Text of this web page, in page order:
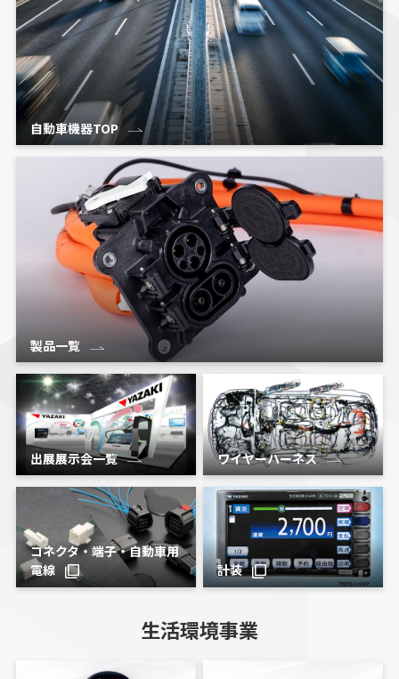
自動車機器TOP
製品一覧
出展展示会一覧 ワイヤーハーネス
コネクタ・端子・自動車用
電線
計装
生活環境事業